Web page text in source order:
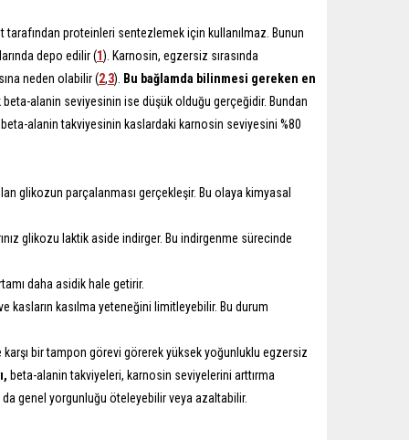
proteinleri sentezlemek için kullanılmaz. Bunun
depo edilir (1). Karnosin, egzersiz sırasında
neden olabilir (2,3). Bu bağlamda bilinmesi gereken en
alanin seviyesinin ise düşük olduğu gerçeğidir. Bundan
beta-alanin takviyesinin kaslardaki karnosin seviyesini %80
glikozun parçalanması gerçekleşir. Bu olaya kimyasal
glikozu laktik aside indirger. Bu indirgenme sürecinde
daha asidik hale getirir.
kasların kasılma yeteneğini limitleyebilir. Bu durum
karşı bir tampon görevi görerek yüksek yoğunluklu egzersiz
beta-alanin takviyeleri, karnosin seviyelerini arttırma
genel yorgunluğu öteleyebilir veya azaltabilir.